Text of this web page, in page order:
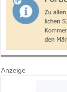
Anzeige